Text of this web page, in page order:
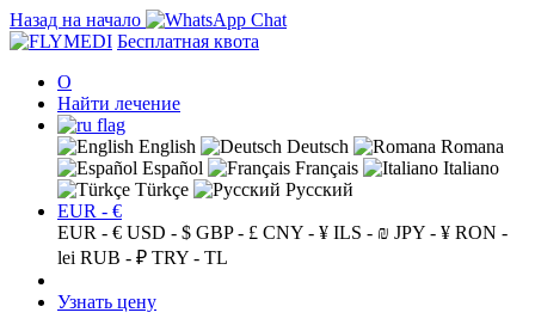
Назад на начало
Бесплатная квота
О
Найти лечение
English Deutsch
Romana
Español
Français
Italiano
Türkçe
Русский
EUR - €
EUR - € USD - $ GBP - £ CNY - ¥ ILS - ₪ JPY - ¥ RON -
lei RUB - ₽ TRY - TL
Узнать цену